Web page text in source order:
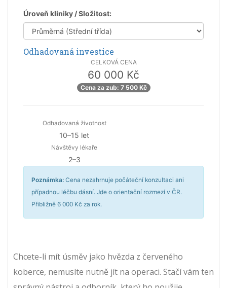
Úroveň kliniky / Složitost:
Odhadovaná investice
CELKOVÁ CENA
60 000 Kč
Cena za zub: 7 500 Kč
Odhadovaná životnost
10–15 let
Návštěvy lékaře
2–3
Poznámka: Cena nezahrnuje počáteční konzultaci ani
případnou léčbu dásní. Jde o orientační rozmezí v ČR.
Přibližně 6 000 Kč za rok.
Chcete-li mít úsměv jako hvězda z červeného
koberce, nemusíte nutně jít na operaci. Stačí vám ten